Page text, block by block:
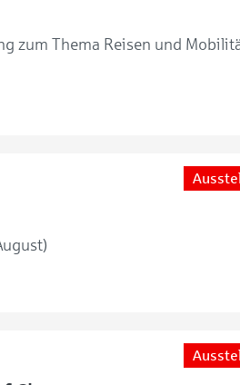
zum Thema Reisen und